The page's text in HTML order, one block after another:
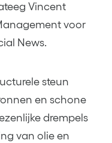
Vincent
voor
News.
steun
en schone
drempels
van olie en